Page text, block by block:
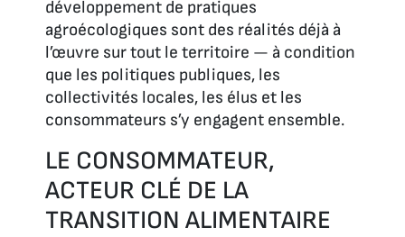
développement de pratiques
agroécologiques sont des réalités déjà à
l’œuvre sur tout le territoire — à condition
que les politiques publiques, les
collectivités locales, les élus et les
consommateurs s’y engagent ensemble.
LE CONSOMMATEUR,
ACTEUR CLÉ DE LA
TRANSITION ALIMENTAIRE